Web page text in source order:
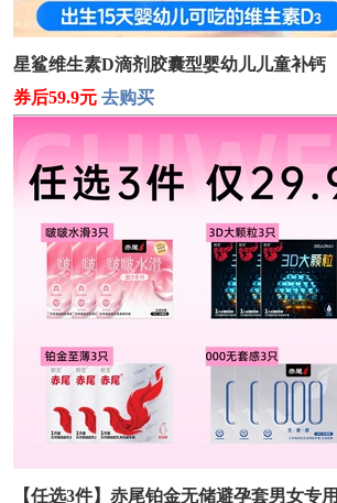
星鲨维生素D滴剂胶囊型婴幼儿儿童补钙
券后59.9元 去购买
【任选3件】赤尾铂金无储避孕套男女专用